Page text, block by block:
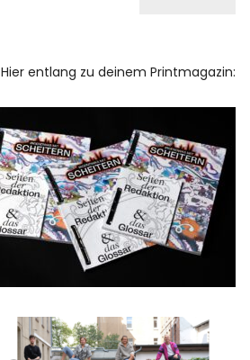
Hier entlang zu deinem Printmagazin: